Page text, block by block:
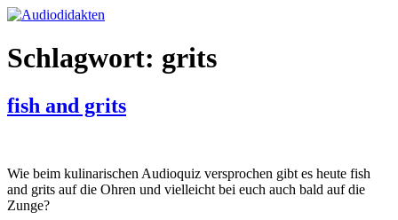
Zum
springen
Schlagwort: grits
fish and grits
Wie beim kulinarischen Audioquiz versprochen gibt es heute fish
and grits auf die Ohren und vielleicht bei euch auch bald auf die
Zunge?